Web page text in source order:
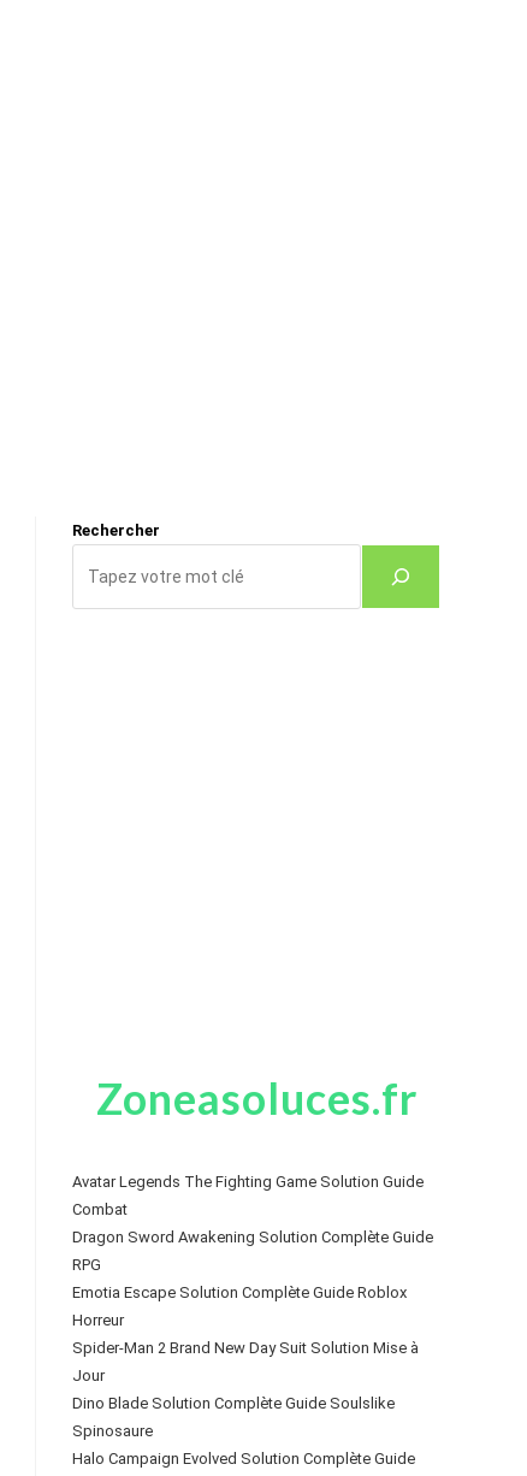
Rechercher
Zoneasoluces.fr
Avatar Legends The Fighting Game Solution Guide
Combat
Dragon Sword Awakening Solution Complète Guide
RPG
Emotia Escape Solution Complète Guide Roblox
Horreur
Spider-Man 2 Brand New Day Suit Solution Mise à
Jour
Dino Blade Solution Complète Guide Soulslike
Spinosaure
Halo Campaign Evolved Solution Complète Guide